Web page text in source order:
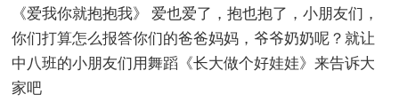
《爱我你就抱抱我》 爱也爱了，抱也抱了，小朋友们，
你们打算怎么报答你们的爸爸妈妈，爷爷奶奶呢？就让
中八班的小朋友们用舞蹈《长大做个好娃娃》来告诉大
家吧